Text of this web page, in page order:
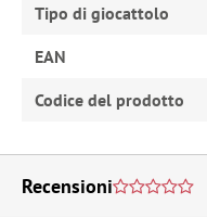
Tipo di giocattolo
EAN
Codice del prodotto
Recensioni